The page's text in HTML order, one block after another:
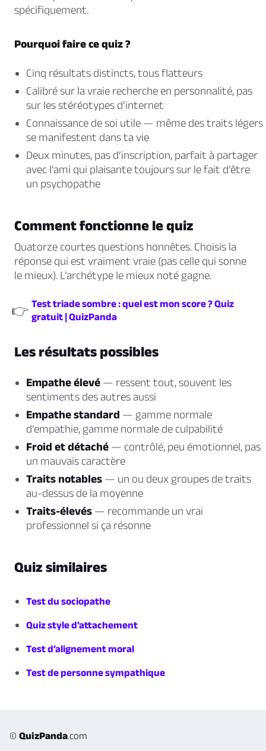
spécifiquement.
Pourquoi faire ce quiz ?
Cinq résultats distincts, tous flatteurs
Calibré sur la vraie recherche en personnalité, pas
sur les stéréotypes d’internet
Connaissance de soi utile — même des traits légers
se manifestent dans ta vie
Deux minutes, pas d’inscription, parfait à partager
avec l’ami qui plaisante toujours sur le fait d’être
un psychopathe
Comment fonctionne le quiz
Quatorze courtes questions honnêtes. Choisis la
réponse qui est vraiment vraie (pas celle qui sonne
le mieux). L’archétype le mieux noté gagne.
👉 Test triade sombre : quel est mon score ? Quiz
gratuit | QuizPanda
Les résultats possibles
Empathe élevé — ressent tout, souvent les
sentiments des autres aussi
Empathe standard — gamme normale
d’empathie, gamme normale de culpabilité
Froid et détaché — contrôlé, peu émotionnel, pas
un mauvais caractère
Traits notables — un ou deux groupes de traits
au-dessus de la moyenne
Traits-élevés — recommande un vrai
professionnel si ça résonne
Quiz similaires
Test du sociopathe
Quiz style d’attachement
Test d’alignement moral
Test de personne sympathique
© QuizPanda.com